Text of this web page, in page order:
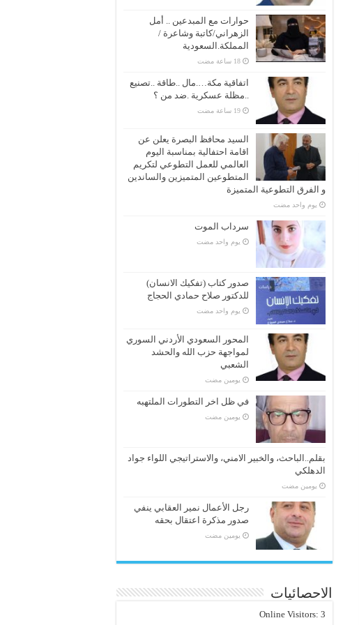
حوارات مع المبدعين .. أمل
الزهراني/كاتبة وشاعرة /
المملكة.السعودية
اتفاقية مكة….مال ..طاقة ..تصنيع
..مظلة عسكرية .ضد من ؟
السيد محافظ البصرة يعلن عن
اقامة احتفالية بمناسبة اليوم
العالمي للعمل التطوعي لتكريم
المتطوعين المتميزين والساندين
و الفرق التطوعية المتميزة
‏يوم واحد مضت
سرداب الموت
‏يوم واحد مضت
صدور كتاب (تفكيك الانسان)
للدكتور صلاح حمادي الحجاج
‏يوم واحد مضت
المحور السعودي الأردني السوري
لمواجهة حزب الله والحشد
الشعبي
‏يومين مضت
في ظل اخر التطورات الملتهبه
‏يومين مضت
بقلم..الباحث، والخبير الامني، والاستراتيجي اللواء جواد
الدهلكي
‏يومين مضت
رجل الأعمال نمير العقابي ينفي
صدور مذكرة اعتقال بحقه
‏يومين مضت
الاحصائيات
Online Visitors: 3